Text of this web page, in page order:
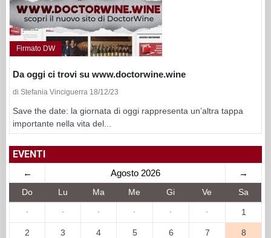
Firmato DW
Da oggi ci trovi su www.doctorwine.wine
di Stefania Vinciguerra 18/12/23
Save the date: la giornata di oggi rappresenta un’altra tappa
importante nella vita del...
EVENTI
← Agosto 2026 →
Do Lu Ma Me Gi Ve Sa
· · · · · · 1
2 3 4 5 6 7 8